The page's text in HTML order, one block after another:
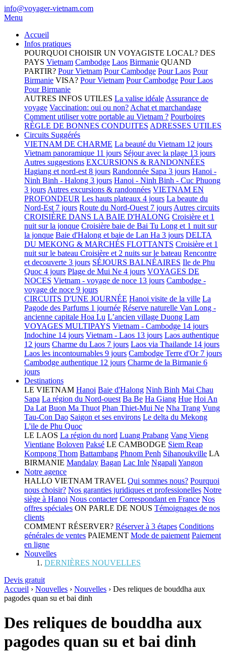
info@voyager-vietnam.com
Menu
Accueil
Infos pratiques
POURQUOI CHOISIR UN VOYAGISTE LOCAL? DES
PAYS Vietnam Cambodge Laos Birmanie QUAND
PARTIR? Pour Vietnam Pour Cambodge Pour Laos Pour
Birmanie VISA? Pour Vietnam Pour Cambodge Pour Laos
Pour Birmanie
AUTRES INFOS UTILES La valise idéale Assurance de
voyage Vaccination: oui ou non? Achat et marchandage
Comment utiliser votre portable au Vietnam ? Pourboires
RÈGLE DE BONNES CONDUITES ADRESSES UTILES
Circuits Suggérés
VIETNAM DE CHARME La beauté du Vietnam 12 jours
Vietnam panoramique 11 jours Séjour avec la plage 13 jours
Autres suggestions EXCURSIONS & RANDONNÉES
Hagiang et nord-est 8 jours Randonnée Sapa 3 jours Hanoi -
Ninh Binh - Halong 3 jours Hanoi - Ninh Binh - Cuc Phuong
3 jours Autres excursions & randonnées VIETNAM EN
PROFONDEUR Les hauts plateaux 4 jours La beaute du
Nord-Est 7 jours Route du Nord-Ouest 7 jours Autres circuits
CROISIÈRE DANS LA BAIE D'HALONG Croisière et 1
nuit sur la jonque Croisière baie de Bai Tu Long et 1 nuit sur
la jonque Baie d'Halong et baie de Lan Ha 3 jours DELTA
DU MEKONG & MARCHÉS FLOTTANTS Croisière et 1
nuit sur le bateau Croisière et 2 nuits sur le bateau Rencontre
et decouverte 3 jours SÉJOURS BALNÉAIRES Ile de Phu
Quoc 4 jours Plage de Mui Ne 4 jours VOYAGES DE
NOCES Vietnam - voyage de noce 13 jours Cambodge -
voyage de noce 9 jours
CIRCUITS D'UNE JOURNÉE Hanoi visite de la ville La
Pagode des Parfums 1 journée Réserve naturelle Van Long -
ancienne capitale Hoa Lu L’ancien village Duong Lam
VOYAGES MULTIPAYS Vietnam - Cambodge 14 jours
Indochine 14 jours Vietnam - Laos 13 jours Laos authentique
12 jours Charme du Laos 7 jours Laos via Thailande 14 jours
Laos les incontournables 9 jours Cambodge Terre d'Or 7 jours
Cambodge authentique 12 jours Charme de la Birmanie 6
jours
Destinations
LE VIETNAM Hanoi Baie d'Halong Ninh Binh Mai Chau
Sapa La région du Nord-ouest Ba Be Ha Giang Hue Hoi An
Da Lat Buon Ma Thuot Phan Thiet-Mui Ne Nha Trang Vung
Tau-Con Dao Saigon et ses environs Le delta du Mekong
L'ile de Phu Quoc
LE LAOS La région du nord Luang Prabang Vang Vieng
Vientiane Boloven Paksé LE CAMBODGE Siem Reap
Kompong Thom Battambang Phnom Penh Sihanoukville LA
BIRMANIE Mandalay Bagan Lac Inle Ngapali Yangon
Notre agence
HALLO VIETNAM TRAVEL Qui sommes nous? Pourquoi
nous choisir? Nos garanties juridiques et professionelles Notre
siège à Hanoi Nous contacter Correspondant en France Nos
offres spéciales ON PARLE DE NOUS Témoignages de nos
clients
COMMENT RÉSERVER? Réserver à 3 étapes Conditions
générales de ventes PAIEMENT Mode de paiement Paiement
en ligne
Nouvelles
DERNIÈRES NOUVELLES
Devis gratuit
Accueil › Nouvelles › Nouvelles › Des reliques de bouddha aux
pagodes quan su et bai dinh
Des reliques de bouddha aux
pagodes quan su et bai dinh